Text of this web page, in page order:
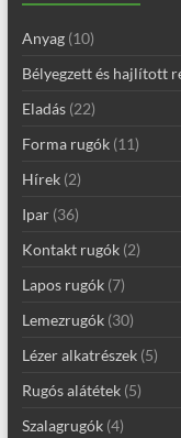
Anyag(10)
Bélyegzett és hajlított
Eladás(22)
Forma rugók(11)
Hírek(2)
Ipar(36)
Kontakt rugók(2)
Lapos rugók(7)
Lemezrugók(30)
Lézer alkatrészek(5)
Rugós alátétek(5)
Szalagrugók(4)